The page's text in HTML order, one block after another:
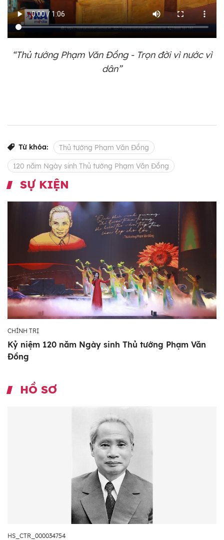
“Thủ tướng Phạm Văn Đồng - Trọn đời vì nước vì
dân”
Từ khóa: Thủ tướng Phạm Văn Đồng
120 năm Ngày sinh Thủ tướng Phạm Văn Đồng
SỰ KIỆN
CHÍNH TRỊ
Kỷ niệm 120 năm Ngày sinh Thủ tướng Phạm Văn
Đồng
HỒ SƠ
HS_CTR_000034754